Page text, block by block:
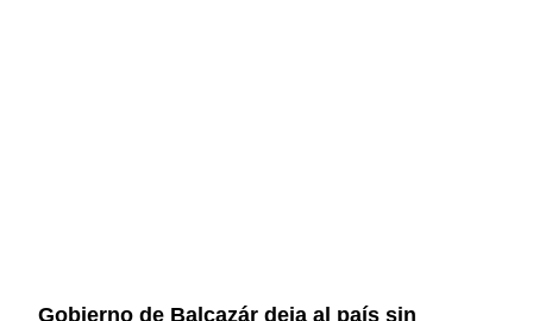
Gobierno de Balcazár deja al país sin